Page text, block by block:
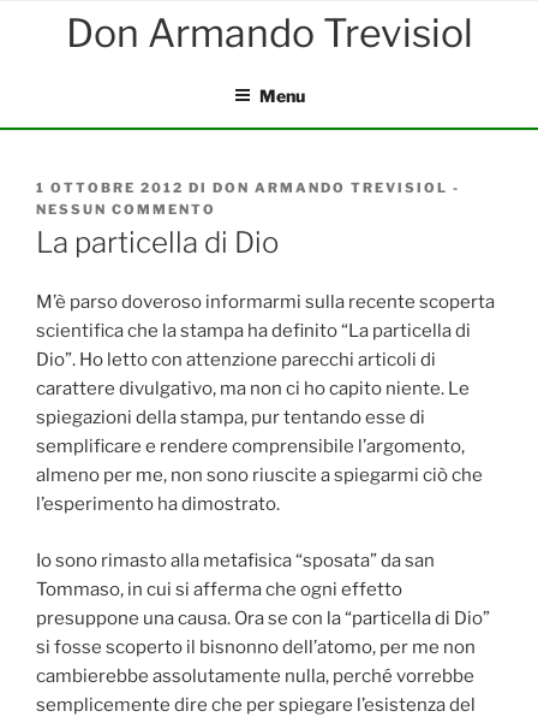
Menu
PUBBLICATO
IL
1 OTTOBRE 2012 DI DON ARMANDO TREVISIOL -
NESSUN COMMENTO
LA
PARTICELLA
DIO
La particella di Dio
M’è parso doveroso informarmi sulla recente scoperta
scientifica che la stampa ha definito “La particella di
Dio”. Ho letto con attenzione parecchi articoli di
carattere divulgativo, ma non ci ho capito niente. Le
spiegazioni della stampa, pur tentando esse di
semplificare e rendere comprensibile l’argomento,
almeno per me, non sono riuscite a spiegarmi ciò che
l’esperimento ha dimostrato.
Io sono rimasto alla metafisica “sposata” da san
Tommaso, in cui si afferma che ogni effetto
presuppone una causa. Ora se con la “particella di Dio”
si fosse scoperto il bisnonno dell’atomo, per me non
cambierebbe assolutamente nulla, perché vorrebbe
semplicemente dire che per spiegare l’esistenza del